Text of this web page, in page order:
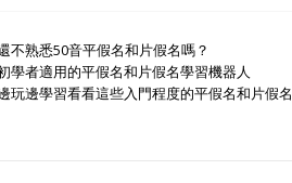
不熟悉50音平假名和片假名嗎？
學者適用的平假名和片假名學習機器人
玩邊學習看看這些入門程度的平假名和片假名